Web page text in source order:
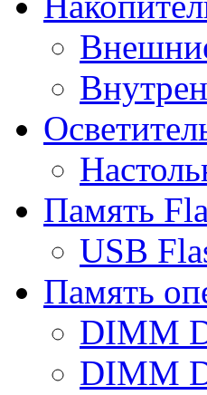
Память
USB
Память
DIMM
DIMM